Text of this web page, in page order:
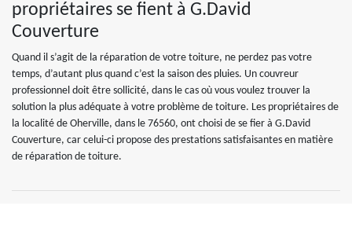
propriétaires se fient à G.David
Couverture
Quand il s’agit de la réparation de votre toiture, ne perdez pas votre
temps, d’autant plus quand c’est la saison des pluies. Un couvreur
professionnel doit être sollicité, dans le cas où vous voulez trouver la
solution la plus adéquate à votre problème de toiture. Les propriétaires de
la localité de Oherville, dans le 76560, ont choisi de se fier à G.David
Couverture, car celui-ci propose des prestations satisfaisantes en matière
de réparation de toiture.